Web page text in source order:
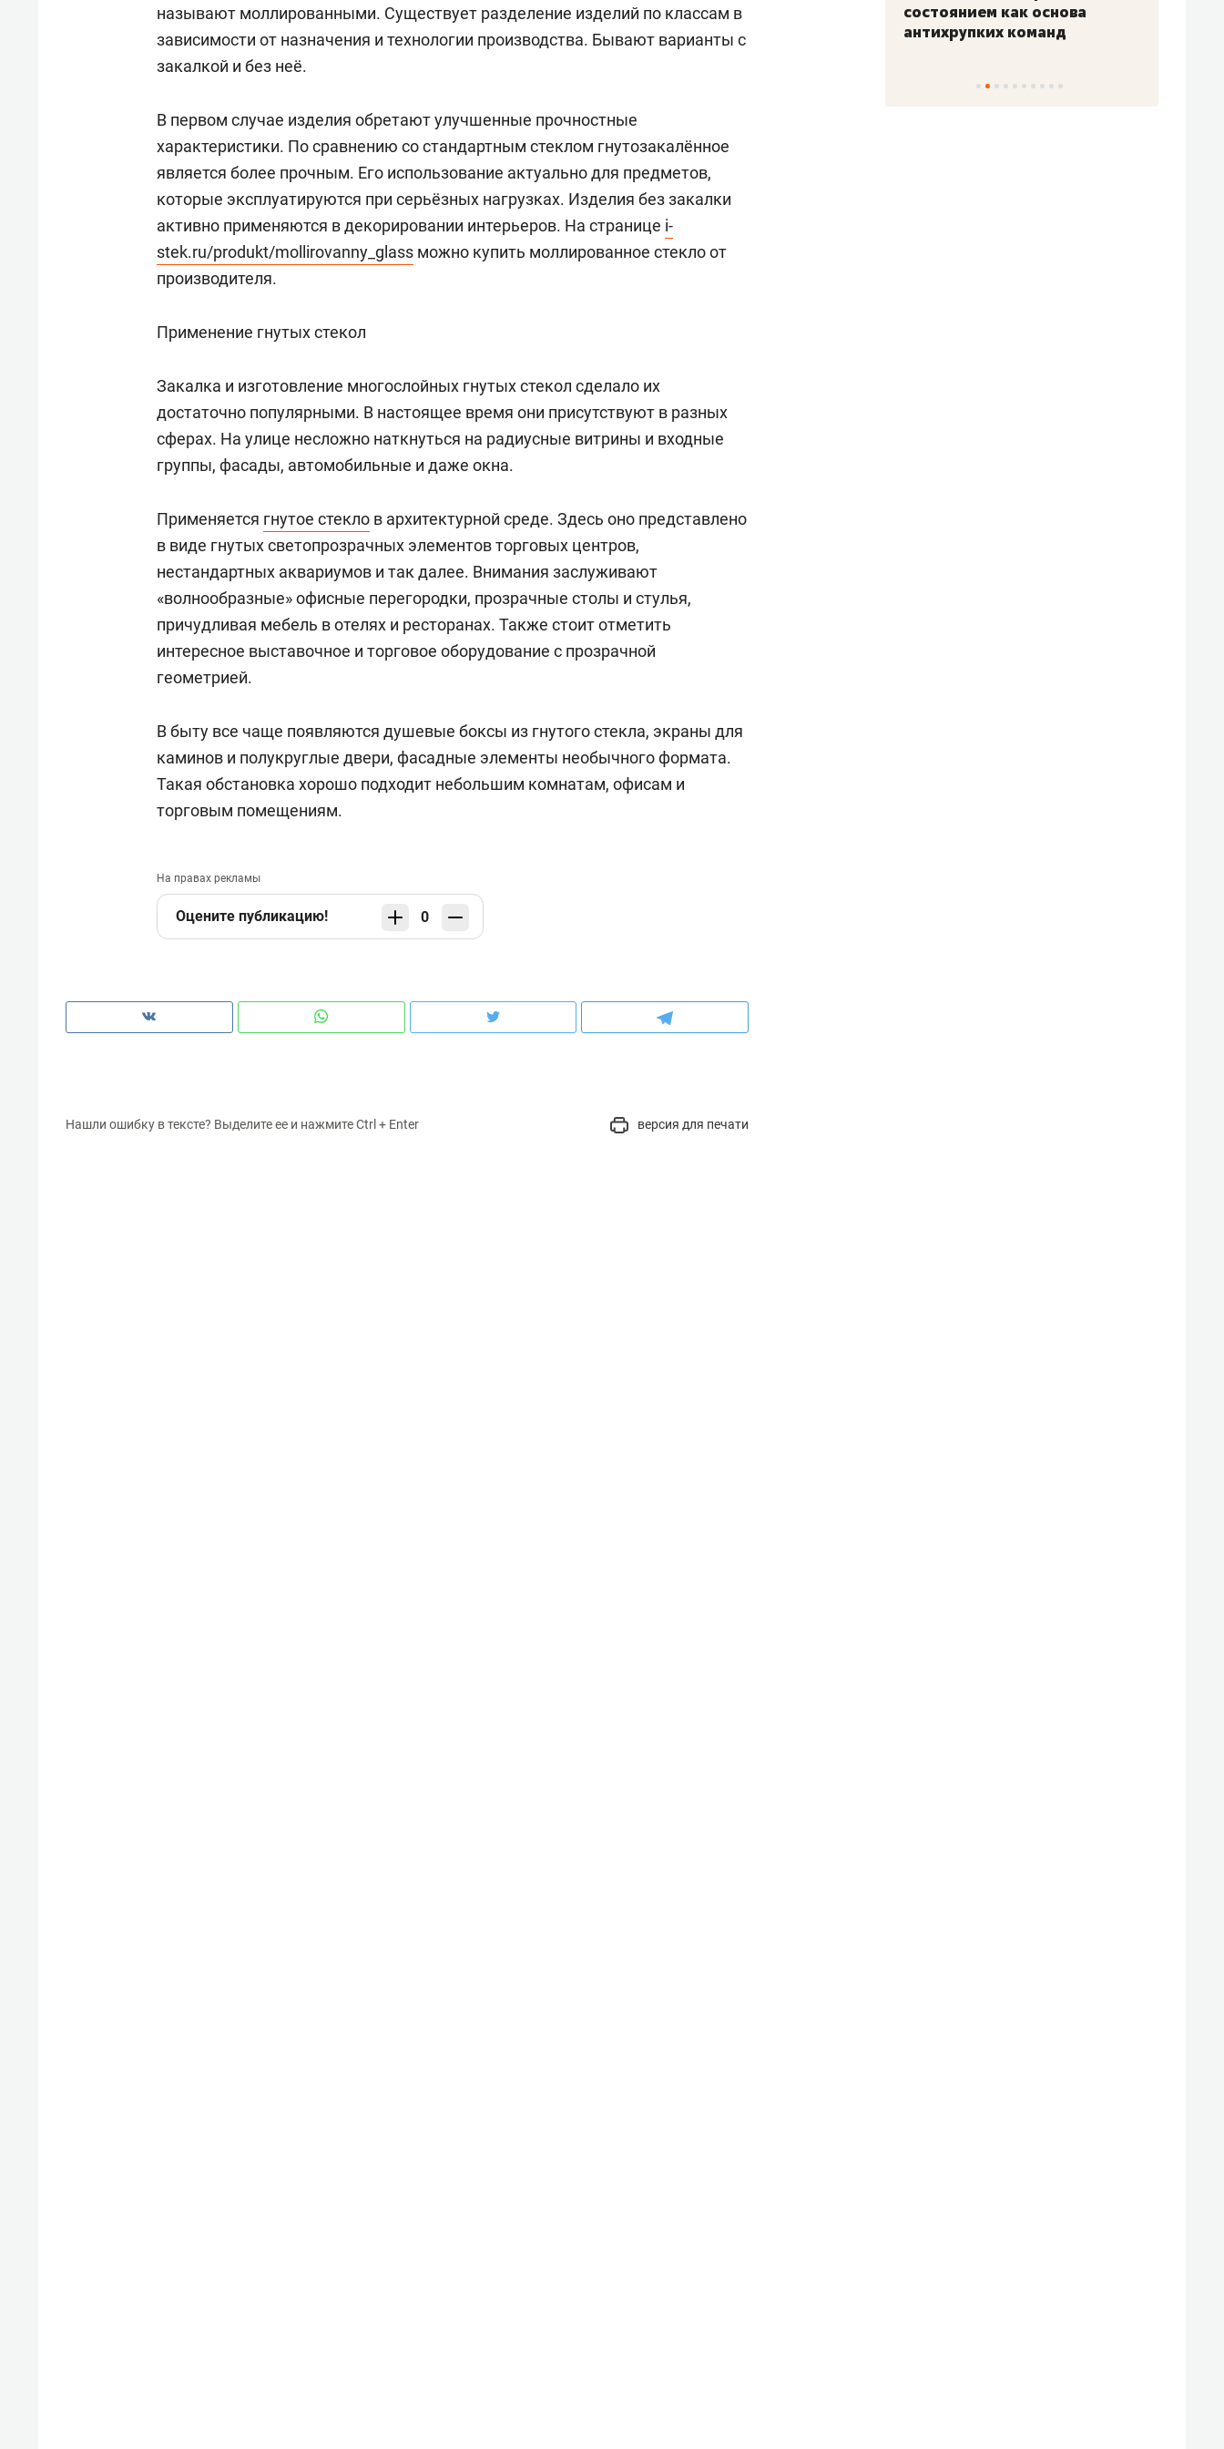
называют моллированными. Существует разделение изделий по классам в
зависимости от назначения и технологии производства. Бывают варианты с
закалкой и без неё.
В первом случае изделия обретают улучшенные прочностные
характеристики. По сравнению со стандартным стеклом гнутозакалённое
является более прочным. Его использование актуально для предметов,
которые эксплуатируются при серьёзных нагрузках. Изделия без закалки
активно применяются в декорировании интерьеров. На странице i-
stek.ru/produkt/mollirovanny_glass можно купить моллированное стекло от
производителя.
Применение гнутых стекол
Закалка и изготовление многослойных гнутых стекол сделало их
достаточно популярными. В настоящее время они присутствуют в разных
сферах. На улице несложно наткнуться на радиусные витрины и входные
группы, фасады, автомобильные и даже окна.
Применяется гнутое стекло в архитектурной среде. Здесь оно представлено
в виде гнутых светопрозрачных элементов торговых центров,
нестандартных аквариумов и так далее. Внимания заслуживают
«волнообразные» офисные перегородки, прозрачные столы и стулья,
причудливая мебель в отелях и ресторанах. Также стоит отметить
интересное выставочное и торговое оборудование с прозрачной
геометрией.
В быту все чаще появляются душевые боксы из гнутого стекла, экраны для
каминов и полукруглые двери, фасадные элементы необычного формата.
Такая обстановка хорошо подходит небольшим комнатам, офисам и
торговым помещениям.
На правах рекламы
Оцените публикацию! 0
Нашли ошибку в тексте? Выделите ее и нажмите Ctrl + Enter версия для печати
состоянием как основа
антихрупких команд
«Гонка Героев»